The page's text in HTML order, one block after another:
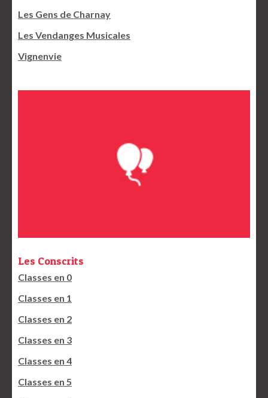
Les Gens de Charnay
Les Vendanges Musicales
Vignenvie
Les Conscrits
Classes en 0
Classes en 1
Classes en 2
Classes en 3
Classes en 4
Classes en 5